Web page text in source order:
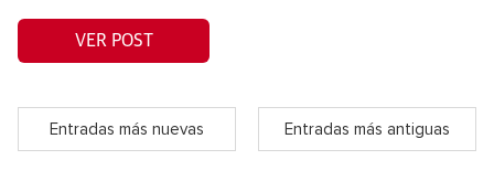
VER POST
Entradas más nuevas Entradas más antiguas